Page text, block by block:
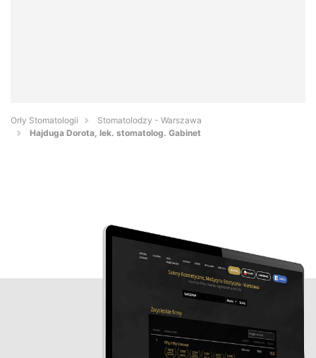
Orły Stomatologii
Stomatolodzy - Warszawa
Hajduga Dorota, lek. stomatolog. Gabinet